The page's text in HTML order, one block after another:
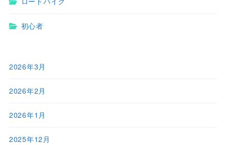
初心者
2026年3月
2026年2月
2026年1月
2025年12月